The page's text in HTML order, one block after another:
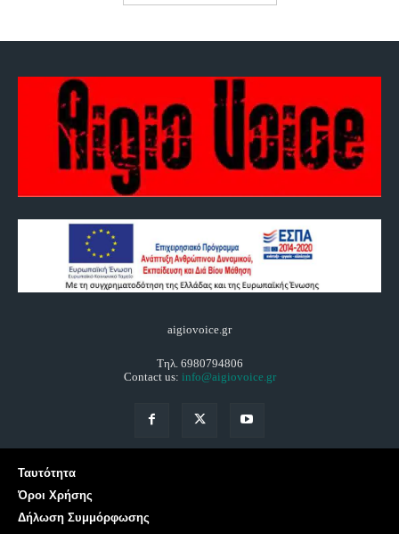
aigiovoice.gr
Τηλ. 6980794806
Contact us: info@aigiovoice.gr
Ταυτότητα
Όροι Χρήσης
Δήλωση Συμμόρφωσης